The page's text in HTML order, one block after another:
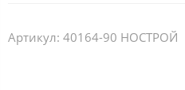
Артикул: 40164-90 НОСТРОЙ